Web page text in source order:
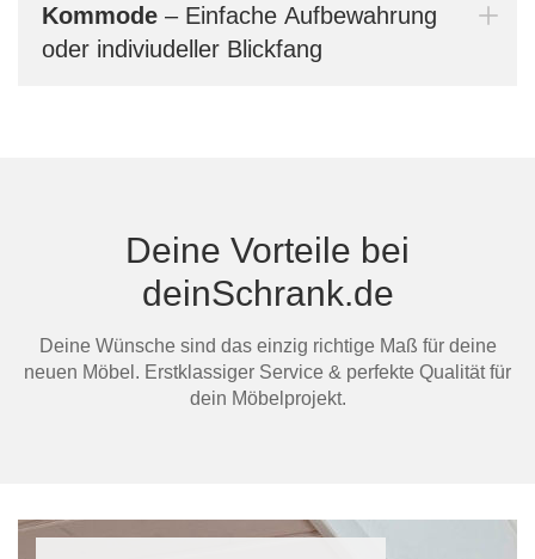
Kommode – Einfache Aufbewahrung
oder indiviudeller Blickfang
Deine Vorteile bei
deinSchrank.de
Deine Wünsche sind das einzig richtige Maß für deine
neuen Möbel. Erstklassiger Service & perfekte Qualität für
dein Möbelprojekt.